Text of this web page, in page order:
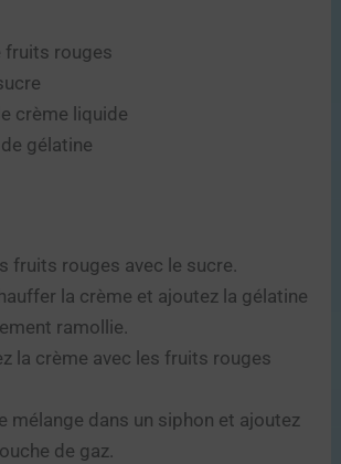
fruits rouges
crème liquide
gélatine
fruits rouges avec le sucre.
la crème et ajoutez la gélatine
ramollie.
la crème avec les fruits rouges
mélange dans un siphon et ajoutez
de gaz.